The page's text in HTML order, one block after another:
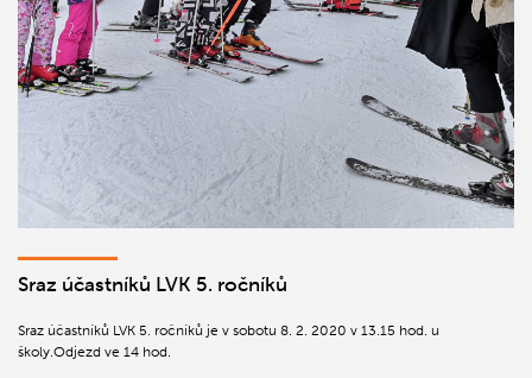
Sraz účastníků LVK 5. ročníků
Sraz účastníků LVK 5. ročníků je v sobotu 8. 2. 2020 v 13.15 hod. u
školy.Odjezd ve 14 hod.